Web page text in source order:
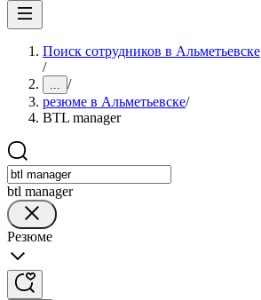
Поиск сотрудников в Альметьевске
/
... /
резюме в Альметьевске/
BTL manager
btl manager
Резюме